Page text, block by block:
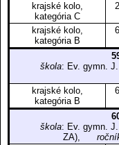
krajské kolo,
kategória C
krajské kolo,
kategória B
škola: Ev. gymn.
krajské kolo,
kategória B
škola: Ev. gymn.
ZA),